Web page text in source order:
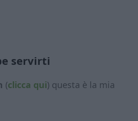
servirti
(clicca qui) questa è la mia